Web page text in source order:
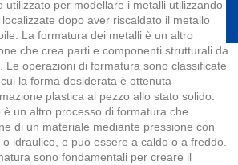
utilizzato per modellare i metalli utilizzando
dopo aver riscaldato il metallo
La formatura dei metalli è un altro
che crea parti e componenti strutturali da
Le operazioni di formatura sono classificate
la forma desiderata è ottenuta
plastica al pezzo allo stato solido.
un altro processo di formatura che
di un materiale mediante pressione con
idraulico, e può essere a caldo o a freddo.
sono fondamentali per creare il